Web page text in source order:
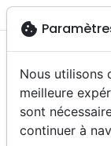
menu
cookie
Nous utilisons
meilleure
sont
continuer à